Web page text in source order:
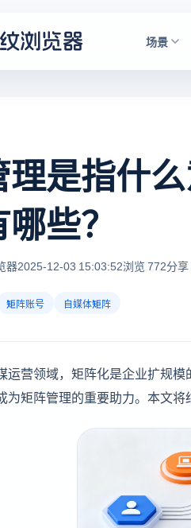
场景
是指什
些？
器2025-12-03 15:03:52浏览 772分享
矩阵账号 自媒体矩阵
运营领域，矩阵化是企业扩规模
为矩阵管理的重要助力。本文